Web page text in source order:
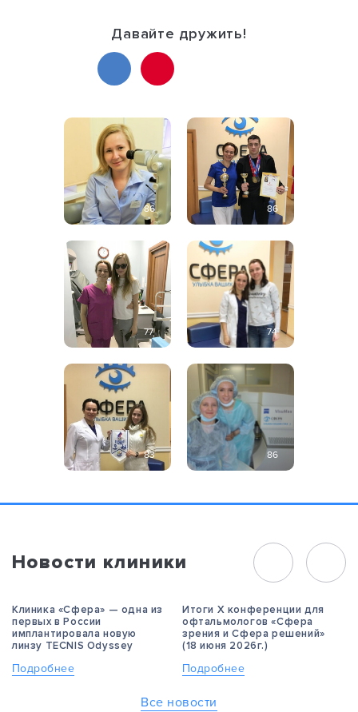
Новости клиники
Клиника «Сфера» — одна из
первых в России
имплантировала новую
линзу TECNIS Odyssey
Подробнее
Итоги X конференции для
офтальмологов «Сфера
зрения и Сфера решений»
(18 июня 2026г.)
Подробнее
Все новости
Давайте дружить!
86 86
77 74
83 86